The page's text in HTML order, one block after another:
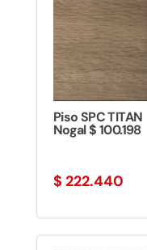
Piso SPC TITAN
Nogal $ 100.198
$ 222.440